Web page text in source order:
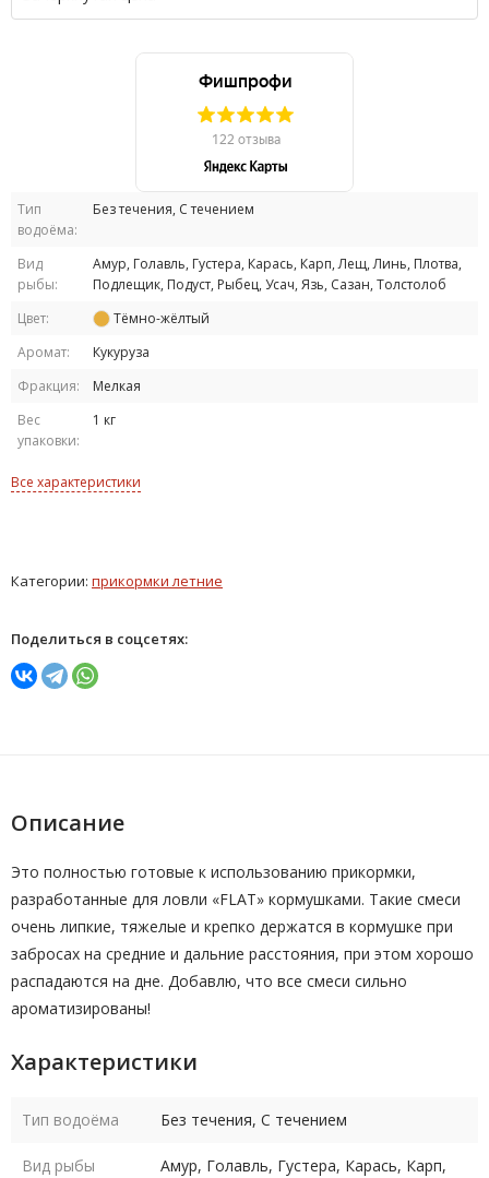
Тип
водоёма:
Без течения, С течением
Вид
рыбы:
Амур, Голавль, Густера, Карась, Карп, Лещ, Линь, Плотва,
Подлещик, Подуст, Рыбец, Усач, Язь, Сазан, Толстолоб
Цвет:
Тёмно-жёлтый
Аромат:
Кукуруза
Фракция:
Мелкая
Вес
упаковки:
1 кг
Все характеристики
Категории: прикормки летние
Поделиться в соцсетях:
Описание
Это полностью готовые к использованию прикормки,
разработанные для ловли «FLAT» кормушками. Такие смеси
очень липкие, тяжелые и крепко держатся в кормушке при
забросах на средние и дальние расстояния, при этом хорошо
распадаются на дне. Добавлю, что все смеси сильно
ароматизированы!
Характеристики
Тип водоёма Без течения, С течением
Вид рыбы
Амур, Голавль, Густера, Карась, Карп,